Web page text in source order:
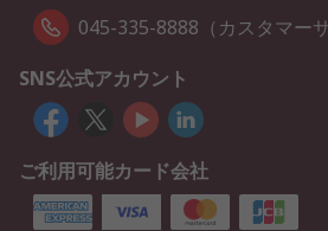
045-335-8888（カスタマーサ
SNS公式アカウント
ご利用可能カード会社